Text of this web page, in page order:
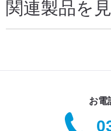
関連製品を
お電